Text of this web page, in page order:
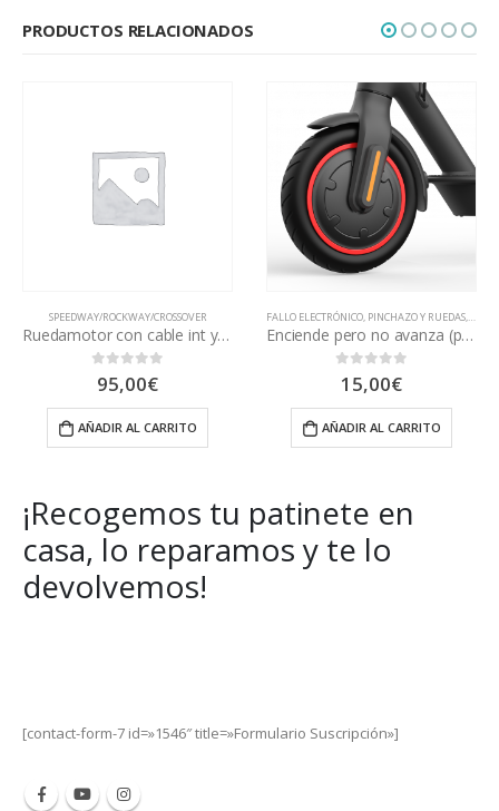
PRODUCTOS RELACIONADOS
FALLO ELECTRÓNICO,PINCHAZO Y RUEDAS TALLER
0out of 5
15,00
AÑADIR AL CARRITO
FALLO FRENO,FALLO PLÁSTICOS,TALLER,
Cambiar Luz Posterior
0out of 5
23,95€-24,95
SELECCIONAR OPCIONES
¡Recogemos tu patinete en
casa, lo reparamos y te lo
devolvemos!
[contact-form-7 id=»1546″ title=»Formulario Suscripción»]